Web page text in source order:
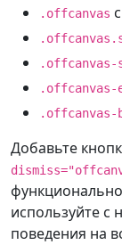
.offcanvas
.offcanvas-
.offcanvas-
Добавьте
используйте с
поведения на